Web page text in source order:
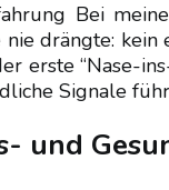
Bei
drängte: kein
erste “Nase-
Signale
und